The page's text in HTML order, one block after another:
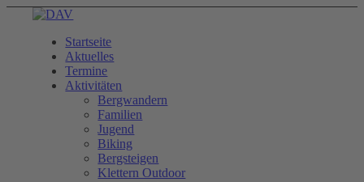
Startseite
Aktuelles
Termine
Aktivitäten
Bergwandern
Familien
Jugend
Biking
Bergsteigen
Klettern Outdoor